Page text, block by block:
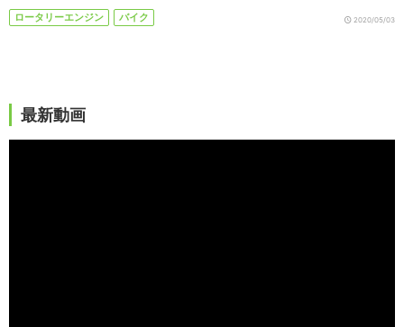
ロータリーエンジン バイク 2020/05/03
最新動画